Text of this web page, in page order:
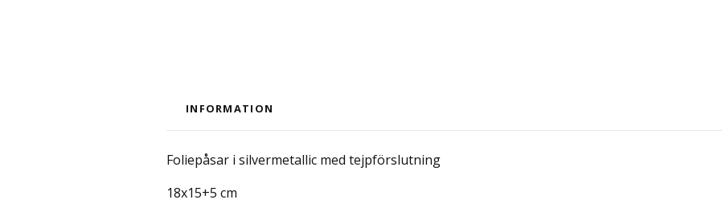
INFORMATION
Foliepåsar i silvermetallic med tejpförslutning
18x15+5 cm